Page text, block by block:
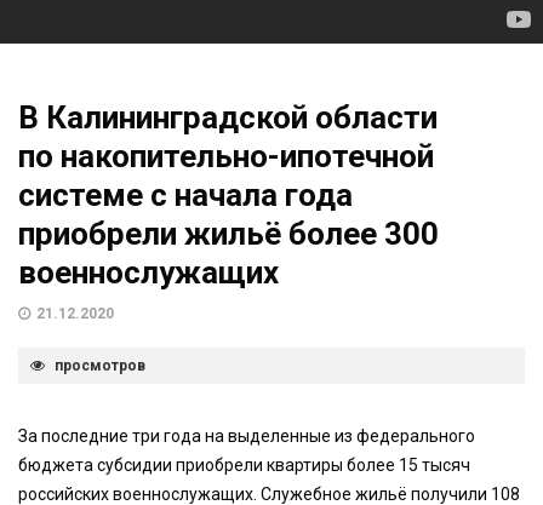
В Калининградской области
по накопительно-ипотечной
системе с начала года
приобрели жильё более 300
военнослужащих
21.12.2020
просмотров
За последние три года на выделенные из федерального
бюджета субсидии приобрели квартиры более 15 тысяч
российских военнослужащих. Служебное жильё получили 108